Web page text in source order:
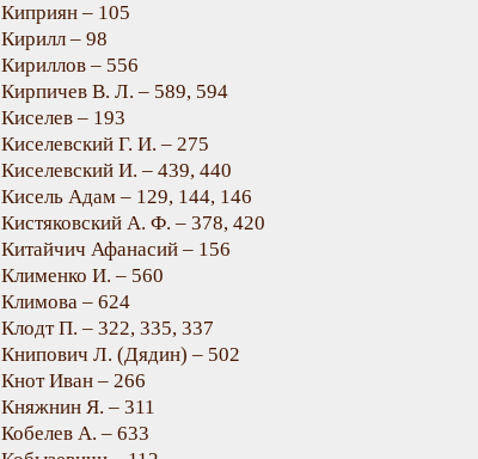
Киприян – 105
Кирилл – 98
Кириллов – 556
Кирпичев В. Л. – 589, 594
Киселев – 193
Киселевский Г. И. – 275
Киселевский И. – 439, 440
Кисель Адам – 129, 144, 146
Кистяковский А. Ф. – 378, 420
Китайчич Афанасий – 156
Клименко И. – 560
Климова – 624
Клодт П. – 322, 335, 337
Книпович Л. (Дядин) – 502
Кнот Иван – 266
Княжнин Я. – 311
Кобелев А. – 633